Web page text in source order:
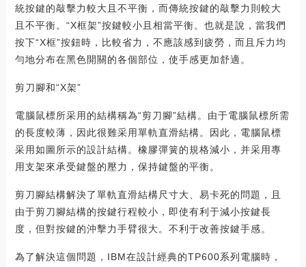
統按鍵的敲擊力較大且不平衡，而傳統按鍵的敲擊力則較大
且不平衡。“X框架”按鍵較小且相當平衡。也就是說，當我們
按下“X框”按鈕時，比較省力，不應該感到疲勞，而且斥力均
勻地分布在黑色開關的各個部位，使手感更加舒適。
剪刀腳和“X架”
電腦鼠標所采用的結構稱為“剪刀腳”結構。由于電腦鼠標所需
的長度較薄，因此很難采用單軌直滑結構。因此，電腦鼠標
采用如圖所示的設計結構。橡膠彈簧的規格減小，并采用專
用支架來承受鍵盤的壓力，保持鍵盤的平衡。
剪刀腳結構解決了單軌直滑結構尺寸大、易卡死的問題，且
由于剪刀腳結構的按鍵行程較小，即使有利于減小按鍵長
度，但對按鍵的沖擊力手臂很大。不利于改善按鍵手感。
為了解決這個問題，IBM在設計經典的TP600系列電腦時，